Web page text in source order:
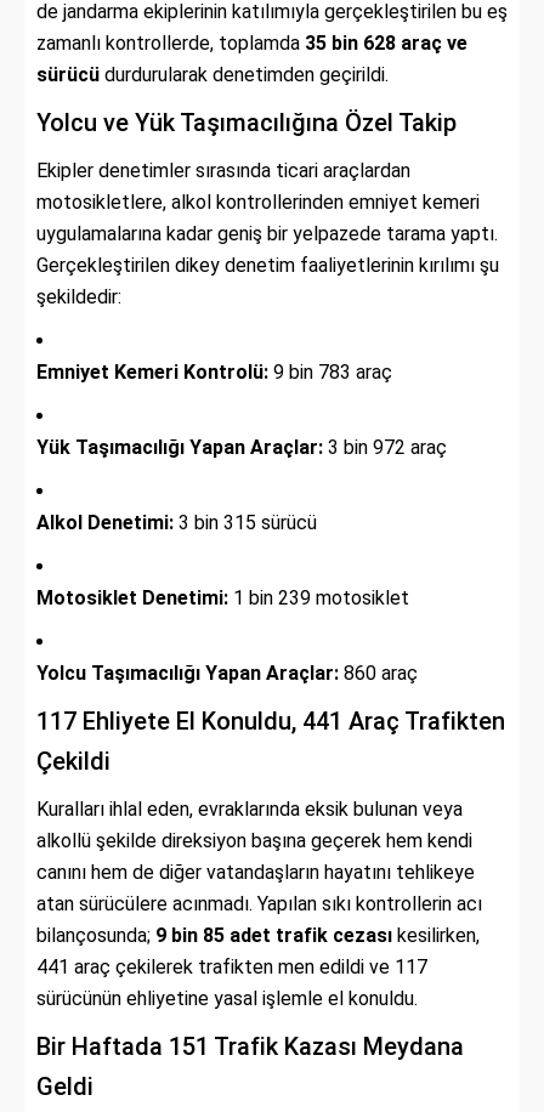
de jandarma ekiplerinin katılımıyla gerçekleştirilen bu eş
zamanlı kontrollerde, toplamda 35 bin 628 araç ve
sürücü durdurularak denetimden geçirildi.
Yolcu ve Yük Taşımacılığına Özel Takip
Ekipler denetimler sırasında ticari araçlardan
motosikletlere, alkol kontrollerinden emniyet kemeri
uygulamalarına kadar geniş bir yelpazede tarama yaptı.
Gerçekleştirilen dikey denetim faaliyetlerinin kırılımı şu
şekildedir:
Emniyet Kemeri Kontrolü: 9 bin 783 araç
Yük Taşımacılığı Yapan Araçlar: 3 bin 972 araç
Alkol Denetimi: 3 bin 315 sürücü
Motosiklet Denetimi: 1 bin 239 motosiklet
Yolcu Taşımacılığı Yapan Araçlar: 860 araç
117 Ehliyete El Konuldu, 441 Araç Trafikten
Çekildi
Kuralları ihlal eden, evraklarında eksik bulunan veya
alkollü şekilde direksiyon başına geçerek hem kendi
canını hem de diğer vatandaşların hayatını tehlikeye
atan sürücülere acınmadı. Yapılan sıkı kontrollerin acı
bilançosunda; 9 bin 85 adet trafik cezası kesilirken,
441 araç çekilerek trafikten men edildi ve 117
sürücünün ehliyetine yasal işlemle el konuldu.
Bir Haftada 151 Trafik Kazası Meydana
Geldi